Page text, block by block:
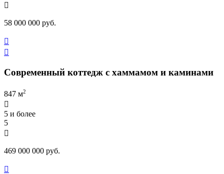

58 000 000 руб.


Современный коттедж с хаммамом и каминами
847 м2

5 и более
5

469 000 000 руб.
